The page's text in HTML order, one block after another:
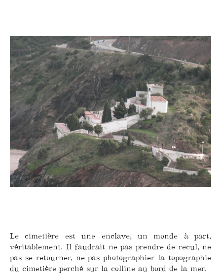
Le cimetière est une enclave, un monde à part,
véritablement. Il faudrait ne pas prendre de recul, ne
pas se retourner, ne pas photographier la topographie
du cimetière perché sur la colline au bord de la mer.